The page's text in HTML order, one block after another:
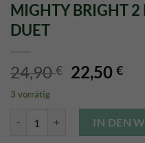
MIGHTY BRIGHT 2
DUET
24,90€
war:
24,90 €
22,50€
ist:
3 vorrätig
IN DEN